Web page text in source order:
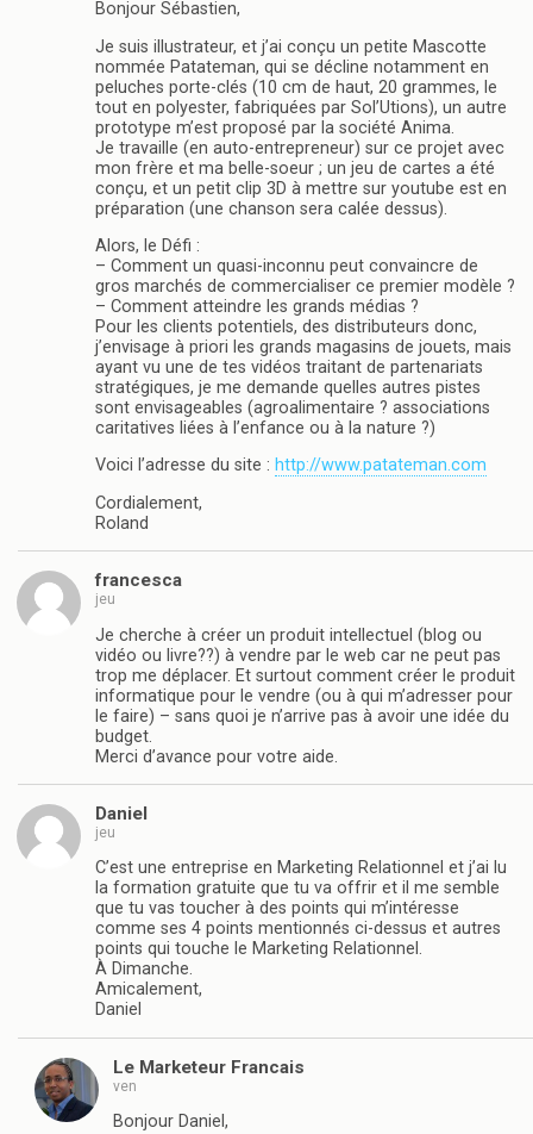
Bonjour Sébastien,
Je suis illustrateur, et j’ai conçu un petite Mascotte
nommée Patateman, qui se décline notamment en
peluches porte-clés (10 cm de haut, 20 grammes, le
tout en polyester, fabriquées par Sol’Utions), un autre
prototype m’est proposé par la société Anima.
Je travaille (en auto-entrepreneur) sur ce projet avec
mon frère et ma belle-soeur ; un jeu de cartes a été
conçu, et un petit clip 3D à mettre sur youtube est en
préparation (une chanson sera calée dessus).
Alors, le Défi :
– Comment un quasi-inconnu peut convaincre de
gros marchés de commercialiser ce premier modèle ?
– Comment atteindre les grands médias ?
Pour les clients potentiels, des distributeurs donc,
j’envisage à priori les grands magasins de jouets, mais
ayant vu une de tes vidéos traitant de partenariats
stratégiques, je me demande quelles autres pistes
sont envisageables (agroalimentaire ? associations
caritatives liées à l’enfance ou à la nature ?)
Voici l’adresse du site : http://www.patateman.com
Cordialement,
Roland
francesca
jeu
Je cherche à créer un produit intellectuel (blog ou
vidéo ou livre??) à vendre par le web car ne peut pas
trop me déplacer. Et surtout comment créer le produit
informatique pour le vendre (ou à qui m’adresser pour
le faire) – sans quoi je n’arrive pas à avoir une idée du
budget.
Merci d’avance pour votre aide.
Daniel
jeu
C’est une entreprise en Marketing Relationnel et j’ai lu
la formation gratuite que tu va offrir et il me semble
que tu vas toucher à des points qui m’intéresse
comme ses 4 points mentionnés ci-dessus et autres
points qui touche le Marketing Relationnel.
À Dimanche.
Amicalement,
Daniel
Le Marketeur Francais
ven
Bonjour Daniel,